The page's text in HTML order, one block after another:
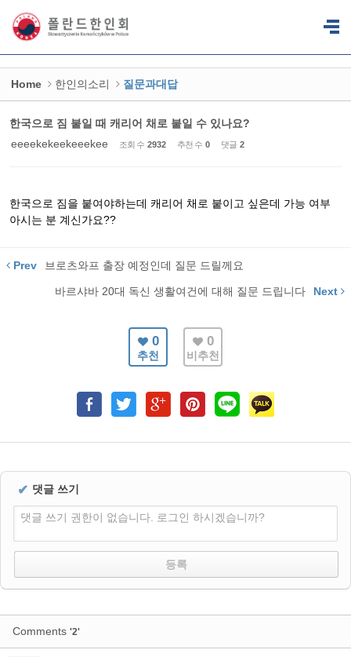
Home 한인의소리 질문과대답
한국으로 짐 붙일 때 캐리어 채로 붙일 수 있나요?
eeeekekeekeeekee
조회 수 2932 추천 수 0 댓글 2
한국으로 짐을 붙여야하는데 캐리어 채로 붙이고 싶은데 가능 여부
아시는 분 계신가요??
Prev 브로츠와프 출장 예정인데 질문 드릴께요
바르샤바 20대 독신 생활여건에 대해 질문 드립니다 Next
0
추천
0
비추천
✔ 댓글 쓰기
댓글 쓰기 권한이 없습니다. 로그인 하시겠습니까?
Comments '2'